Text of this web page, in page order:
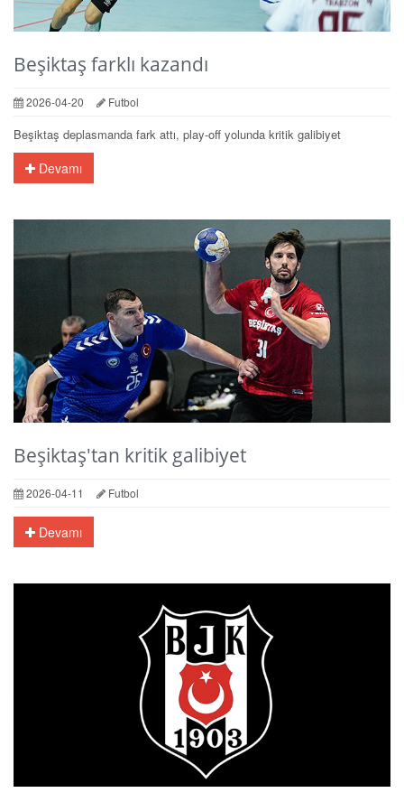
Beşiktaş farklı kazandı
2026-04-20 Futbol
Beşiktaş deplasmanda fark attı, play-off yolunda kritik galibiyet
Devamı
Beşiktaş'tan kritik galibiyet
2026-04-11 Futbol
Devamı